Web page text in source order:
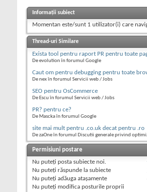
Informații subiect
Momentan este/sunt 1 utilizator(i) care
Thread-uri Similare
Exista tool pentru raport PR pentru toate
De evolution în forumul Google
Caut om pentru debugging pentru toate
De nex în forumul Servicii web / Jobs
SEO pentru OsCommerce
De Escu în forumul Servicii web / Jobs
PR? pentru ce?
De Mascka în forumul Google
site mai mult pentru .co.uk decat pentru .ro
De zaOne în forumul Discutii generale privind
Permisiuni postare
Nu puteţi posta subiecte noi.
Nu puteţi răspunde la subiecte
Nu puteţi adăuga ataşamente
Nu puteţi modifica posturile proprii